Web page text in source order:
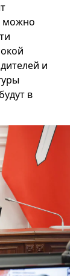
можно
и
в